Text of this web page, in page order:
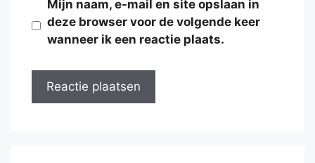
Mijn naam, e-mail en site opslaan in
deze browser voor de volgende keer
wanneer ik een reactie plaats.